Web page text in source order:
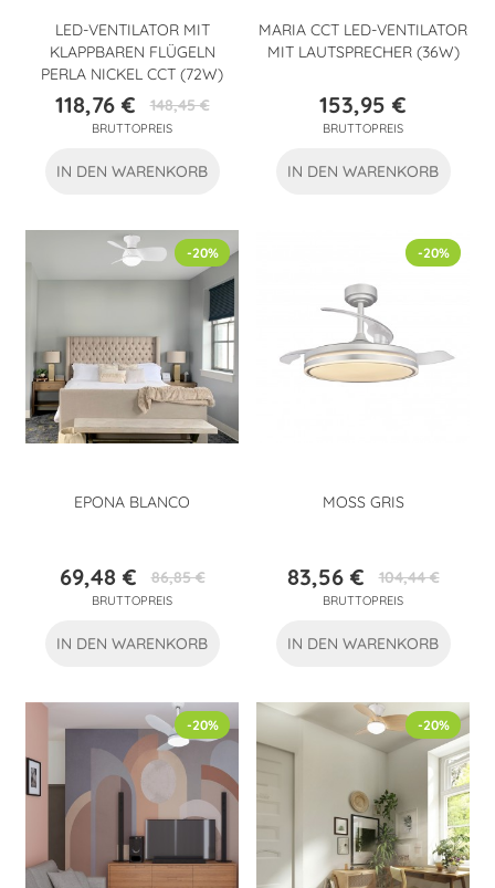
LED-VENTILATOR MIT
KLAPPBAREN FLÜGELN
PERLA NICKEL CCT (72W)
Preis
118,76 €Verkaufspreis
148,45 €
BRUTTOPREIS
IN DEN WARENKORB
MARIA CCT LED-VENTILATOR
MIT LAUTSPRECHER (36W)
Preis
153,95 €
BRUTTOPREIS
IN DEN WARENKORB
EPONA BLANCO
Preis
69,48 €Verkaufspreis
86,85 €
BRUTTOPREIS
-20%
IN DEN WARENKORB
MOSS GRIS
Preis
83,56 €Verkaufspreis
104,44 €
BRUTTOPREIS
-20%
IN DEN WARENKORB
-20% -20%